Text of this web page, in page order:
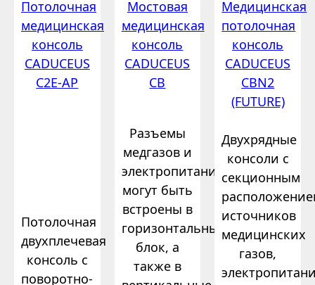
Потолочная
медицинская
консоль
CADUCEUS
C2E-AP
Потолочная
двухплечевая
консоль с
поворотно-
Мостовая
медицинская
консоль
CADUCEUS
CB
Разъемы
медгазов и
электропитания
могут быть
встроены в
горизонтальный
блок, а
также в
Медицинская
потолочная
консоль
CADUCEUS
CBN2
(FUTURE)
Двухрядные
консоли с
секционным
источников
медицинских
газов,